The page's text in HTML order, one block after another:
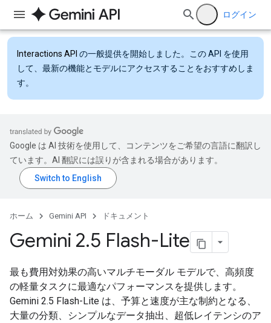
ログイン
Interactions API の一般提供を開始しました。この API を使用
して、最新の機能とモデルにアクセスすることをおすすめしま
す。
Google は AI 技術を使用して、コンテンツをご希望の言語に翻訳し
ています。AI 翻訳には誤りが含まれる場合があります。
ホーム Gemini API ドキュメント
Gemini 2.5 Flash-Lite
最も費用対効果の高いマルチモーダル モデルで、高頻度
の軽量タスクに最適なパフォーマンスを提供します。
Gemini 2.5 Flash-Lite は、予算と速度が主な制約となる、
大量の分類、シンプルなデータ抽出、超低レイテンシのア